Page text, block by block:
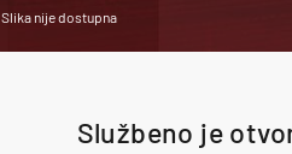
Slika nije dostupna
Službeno je